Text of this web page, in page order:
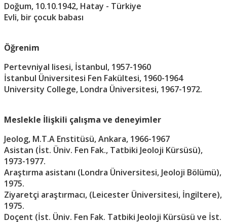
Doğum, 10.10.1942, Hatay - Türkiye
Evli, bir çocuk babası
Öğrenim
Pertevniyal lisesi, İstanbul, 1957-1960
İstanbul Üniversitesi Fen Fakültesi, 1960-1964
University College, Londra Üniversitesi, 1967-1972.
Meslekle İlişkili çalışma ve deneyimler
Jeolog, M.T.A Enstitüsü, Ankara, 1966-1967
Asistan (İst. Üniv. Fen Fak., Tatbiki Jeoloji Kürsüsü),
1973-1977.
Araştırma asistanı (Londra Üniversitesi, Jeoloji Bölümü),
1975.
Ziyaretçi araştırmacı, (Leicester Üniversitesi, İngiltere),
1975.
Doçent (İst. Üniv. Fen Fak. Tatbiki Jeoloji Kürsüsü ve İst.